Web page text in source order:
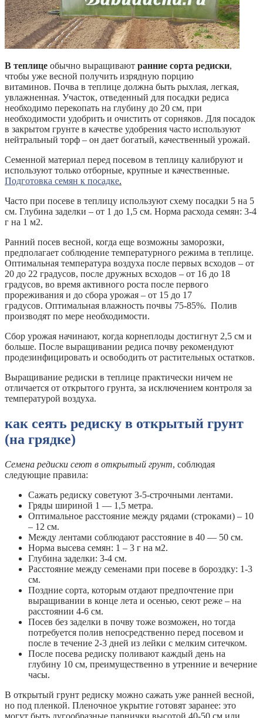
В теплице обычно выращивают ранние сорта редиски,
чтобы уже весной получить изрядную порцию
витаминов. Почва в теплице должна быть рыхлая, легкая,
увлажненная. Участок, отведенный для посадки редиса
необходимо перекопать на глубину до 20 см, при
необходимости удобрить и очистить от сорняков. Для посадок
в закрытом грунте в качестве удобрения часто используют
нейтральный торф – он дает богатый, качественный урожай.
Семенной материал перед посевом в теплицу калибруют и
используют только отборные, крупные и качественные.
Подготовка семян к посадке.
Часто при посеве в теплицу используют схему посадки 5 на 5
см. Глубина заделки – от 1 до 1,5 см. Норма расхода семян: 3-4
г на 1 м2.
Ранний посев весной, когда еще возможны заморозки,
предполагает соблюдение температурного режима в теплице.
Оптимальная температура воздуха после первых всходов – от
20 до 22 градусов, после дружных всходов – от 16 до 18
градусов, во время активного роста после первого
прореживания и до сбора урожая – от 15 до 17
градусов. Оптимальная влажность почвы 75-85%. Полив
производят по мере необходимости.
Сбор урожая начинают, когда корнеплоды достигнут 2,5 см и
больше. После выращивании редиса почву рекомендуют
продезинфицировать и освободить от растительных остатков.
Выращивание редиски в теплице практически ничем не
отличается от открытого грунта, за исключением контроля за
температурой воздуха.
как сеять редиску в открытый грунт
(на грядке)
Семена редиски сеют в открытый грунт, соблюдая
следующие правила:
Сажать редиску советуют 3-5-строчными лентами.
Гряды шириной 1 — 1,5 метра.
Оптимальное расстояние между рядами (строками) – 10
– 12 см.
Между лентами соблюдают расстояние в 40 — 50 см.
Норма высева семян: 1 – 3 г на м2.
Глубина заделки: 3-4 см.
Расстояние между семенами при посеве в бороздку: 1-3
см.
Поздние сорта, которым отдают предпочтение при
выращивании в конце лета и осенью, сеют реже – на
расстоянии 4-6 см.
Посев без заделки в почву тоже возможен, но тогда
потребуется полив непосредственно перед посевом и
после в течение 2-3 дней из лейки с мелким ситечком.
После посева редиску поливают каждый день на
глубину 10 см, преимущественно в утренние и вечерние
часы.
В открытый грунт редиску можно сажать уже ранней весной,
но под пленкой. Пленочное укрытие готовят заранее: это